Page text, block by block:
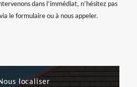
dans l’immédiat, n’hésitez pas
le formulaire ou à nous appeler.
localiser